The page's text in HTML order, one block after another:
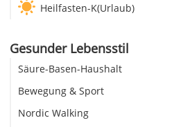
Heilfasten-K(Urlaub)
Gesunder Lebensstil
Säure-Basen-Haushalt
Bewegung & Sport
Nordic Walking